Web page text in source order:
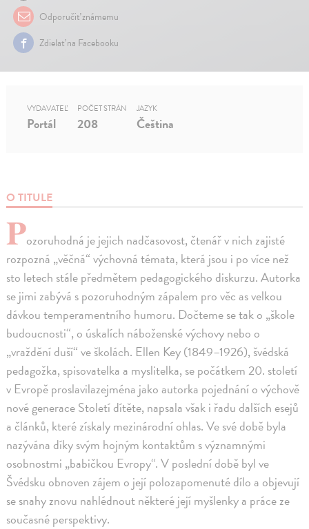
Odporučiť známemu
Zdielať na Facebooku
O TITULE
Pozoruhodná je jejich nadčasovost, čtenář v nich zajisté
rozpozná „věčná“ výchovná témata, která jsou i po více než
sto letech stále předmětem pedagogického diskurzu. Autorka
se jimi zabývá s pozoruhodným zápalem pro věc as velkou
dávkou temperamentního humoru. Dočteme se tak o „škole
budoucnosti“, o úskalích náboženské výchovy nebo o
„vraždění duší“ ve školách. Ellen Key (1849–1926), švédská
pedagožka, spisovatelka a myslitelka, se počátkem 20. století
v Evropě proslavilazejména jako autorka pojednání o výchově
nové generace Století dítěte, napsala však i řadu dalších esejů
a článků, které získaly mezinárodní ohlas. Ve své době byla
nazývána díky svým hojným kontaktům s významnými
osobnostmi „babičkou Evropy“. V poslední době byl ve
Švédsku obnoven zájem o její polozapomenuté dílo a objevují
se snahy znovu nahlédnout některé její myšlenky a práce ze
současné perspektivy.
VYDAVATEĽ
Portál
POČET STRÁN
208
JAZYK
Čeština